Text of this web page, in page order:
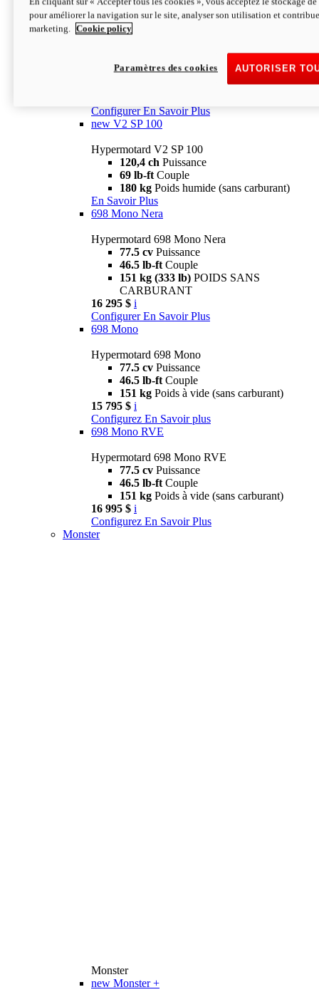
Configurer En Savoir Plus
newV2 SP
69 lb-ftCouple
Poids humide (sans carburant)
Configurer En Savoir Plus
new V2 SP 100
Hypermotard V2 SP 100
120,4 ch Puissance
69 lb-ft Couple
180 kg Poids humide (sans carburant)
En Savoir Plus
698 Mono Nera
Hypermotard 698 Mono Nera
77.5 cv Puissance
46.5 lb-ft Couple
151 kg (333 lb) POIDS SANS
CARBURANT
16 295 $ i
Configurer En Savoir Plus
698 Mono
Hypermotard 698 Mono
77.5 cv Puissance
46.5 lb-ft Couple
151 kg Poids à vide (sans carburant)
15 795 $ i
Configurez En Savoir plus
698 Mono RVE
Hypermotard 698 Mono RVE
77.5 cv Puissance
46.5 lb-ft Couple
151 kg Poids à vide (sans carburant)
16 995 $ i
Configurez En Savoir Plus
Monster
Monster
new Monster +
pour améliorer la navigation sur le site, analyser son utilisation et
marketing.
Cookie policy
AUTORISER
Paramètres des cookies